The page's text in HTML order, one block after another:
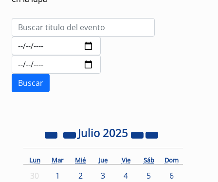
Julio 2025
Lun Mar Mié Jue Vie Sáb Dom
30 1 2 3 4 5
6